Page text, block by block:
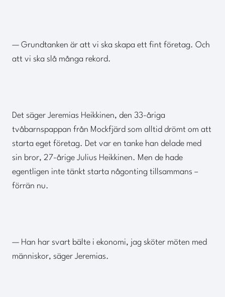
— Grundtanken är att vi ska skapa ett fint företag. Och
att vi ska slå många rekord.
Det säger Jeremias Heikkinen, den 33-åriga
tvåbarnspappan från Mockfjärd som alltid drömt om att
starta eget företag. Det var en tanke han delade med
sin bror, 27-årige Julius Heikkinen. Men de hade
egentligen inte tänkt starta någonting tillsammans –
förrän nu.
— Han har svart bälte i ekonomi, jag sköter möten med
människor, säger Jeremias.